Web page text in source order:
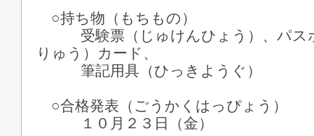
○持ち物（もちもの）
受験票（じゅけんひょう）、パス
りゅう）カード、
筆記用具（ひっきようぐ）
○合格発表（ごうかくはっぴょう）
１０月２３日（金）